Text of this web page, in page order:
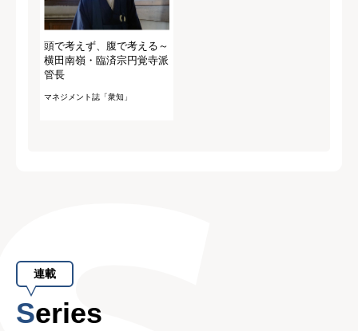
頭で考えず、腹で考える～
横田南嶺・臨済宗円覚寺派
管長
マネジメント誌「衆知」
連載
Series